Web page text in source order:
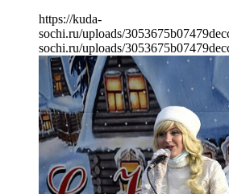
https://kuda-
sochi.ru/uploads/
sochi.ru/uploads/